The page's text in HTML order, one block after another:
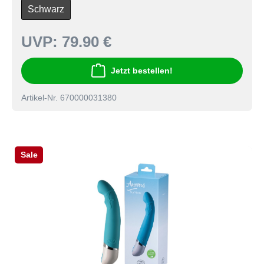
Schwarz
UVP: 79.90 €
Jetzt bestellen!
Artikel-Nr. 670000031380
Sale